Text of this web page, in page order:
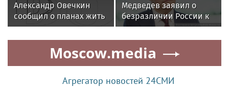
Александр Овечкин
сообщил о планах жить
в Москве по окончании
карьеры
Медведев заявил о
безразличии России к
мнению Запада
Moscow.media
Агрегатор новостей 24СМИ